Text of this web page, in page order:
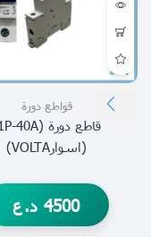
قواطع دورة
(اسوارVOLTA)
4500 د.ع